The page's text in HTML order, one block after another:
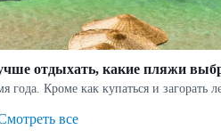
отдыхать, какие пляжи
года. Кроме как купаться и
все